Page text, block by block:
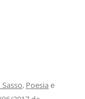
, Poesia e